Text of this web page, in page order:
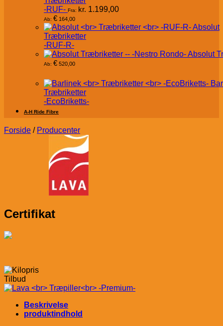
-RUF- Fra: kr. 1.199,00
Ab: € 164,00
Absolut
Træbriketter
-RUF-R-
Absolut
Ab: € 520,00
Træbriketter
-EcoBriketts-
A-H Ride Fibre
Forside / Producenter
Certifikat
Tilbud
Beskrivelse
produktindhold